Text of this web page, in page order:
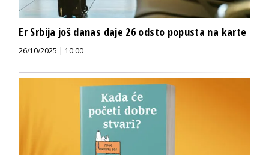
Er Srbija još danas daje 26 odsto popusta na karte
26/10/2025 | 10:00